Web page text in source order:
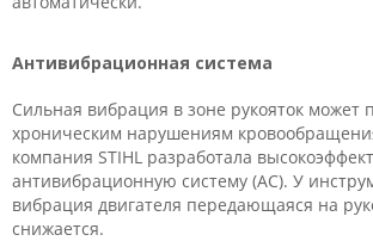
Антивибрационная система
Сильная вибрация в зоне рукояток может
хроническим нарушениям
компания STIHL разработала
антивибрационную систему (АС). У
вибрация двигателя передающаяся на
снижается.